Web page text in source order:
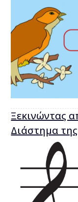
Ξεκινώντας
Διάστημα